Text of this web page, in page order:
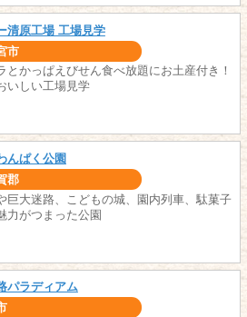
清原工場 工場見学
市
とかっぱえびせん食べ放題にお土産付き！
いしい工場見学
んぱく公園
郡
巨大迷路、こどもの城、園内列車、駄菓子
力がつまった公園
パラディアム